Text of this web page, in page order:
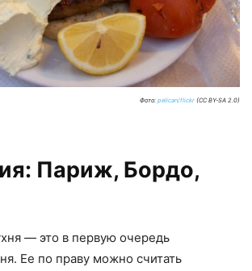
Фото: pelican/flickr (CC BY-SA 2.0)
Париж, Бордо,
— это в первую очередь
Ее по праву можно считать